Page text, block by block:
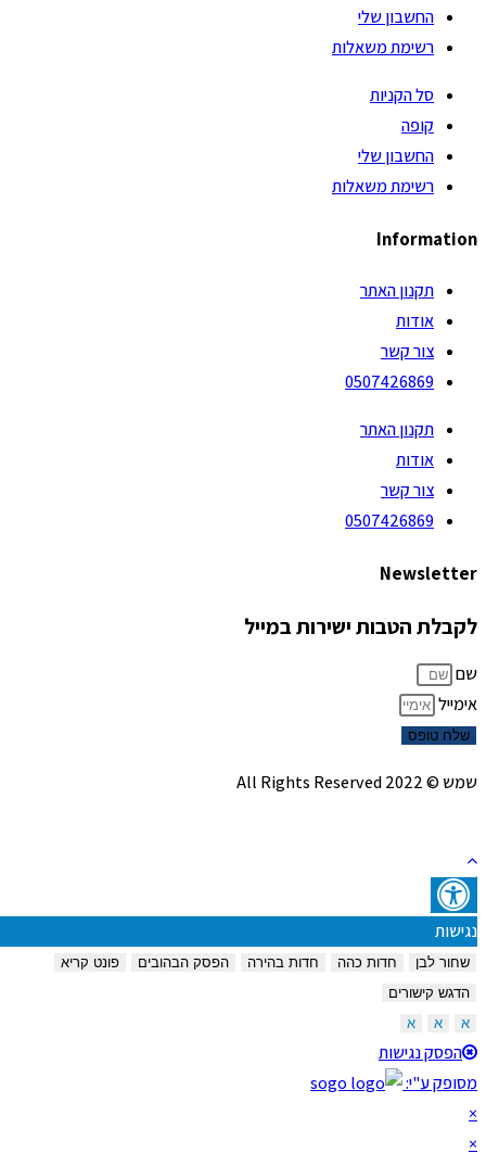
החשבון שלי
רשימת משאלות
סל הקניות
קופה
החשבון שלי
רשימת משאלות
Information
תקנון האתר
אודות
צור קשר
0507426869
תקנון האתר
אודות
צור קשר
0507426869
Newsletter
לקבלת הטבות ישירות במייל
שם
אימייל
שלח טופס
שמש © 2022 All Rights Reserved
נגישות
שחור לבן חדות כהה חדות בהירה הפסק הבהובים
פונט קריא
הדגש קישורים
הפסק נגישות
מסופק ע"י: